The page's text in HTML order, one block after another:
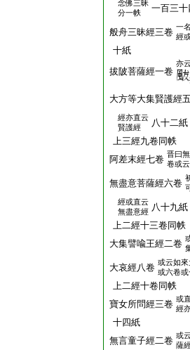
念佛三昧
分一帙
一百三十
般舟三昧經三卷 一
經
十紙
拔陂菩薩經一卷
亦
大方等大集賢護經
經亦直云
賢護經
八十二紙
上三經九卷同帙
阿差末經七卷 晋曰
卷或
無盡意菩薩經六卷
經或直云
無盡意經 八十九紙
上二經十三卷同帙
大集譬喩王經二卷
大哀經八卷 或云如
或六卷或
上二經十卷同帙
寶女所問經三卷 或
經
十四紙
無言童子經二卷 或
薩